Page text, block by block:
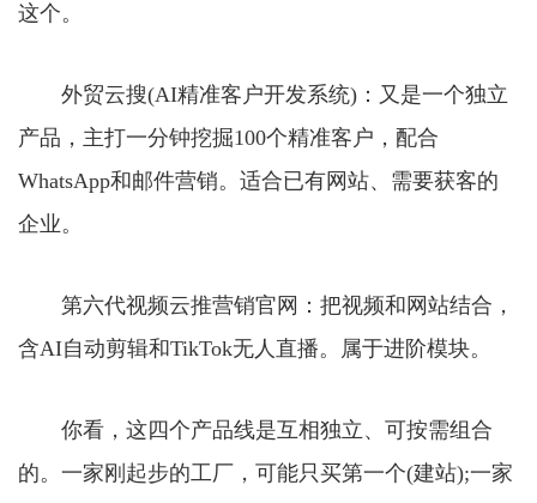
这个。
外贸云搜(AI精准客户开发系统)：又是一个独立
产品，主打一分钟挖掘100个精准客户，配合
WhatsApp和邮件营销。适合已有网站、需要获客的
企业。
第六代视频云推营销官网：把视频和网站结合，
含AI自动剪辑和TikTok无人直播。属于进阶模块。
你看，这四个产品线是互相独立、可按需组合
的。一家刚起步的工厂，可能只买第一个(建站);一家